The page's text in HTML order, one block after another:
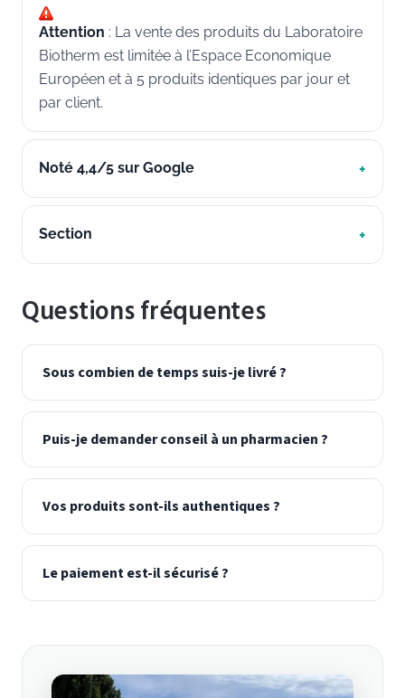
Attention : La vente des produits du Laboratoire
Biotherm est limitée à l’Espace Economique
Européen et à 5 produits identiques par jour et
par client.
Noté 4,4/5 sur Google
Section
Questions fréquentes
Sous combien de temps suis-je livré ?
Puis-je demander conseil à un pharmacien ?
Vos produits sont-ils authentiques ?
Le paiement est-il sécurisé ?